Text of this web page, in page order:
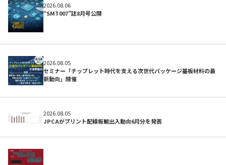
2026.08.06
“SMT007”誌8月号公開
2026.08.05
セミナー「チップレット時代を支える次世代パッケージ基板材料の最
新動向」開催
2026.08.05
JPCAがプリント配線板輸出入動向6月分を発表